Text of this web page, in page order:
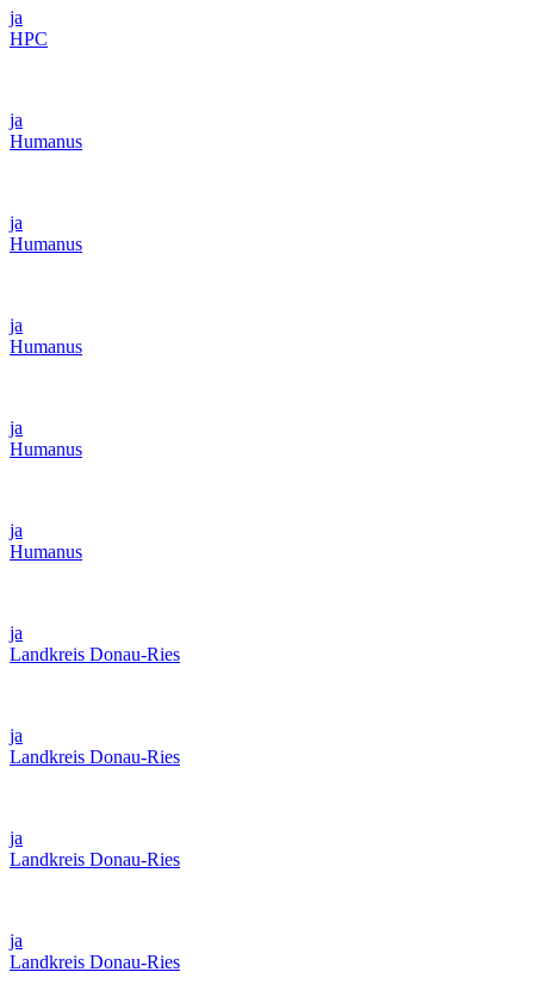
ja
HPC
ja
Humanus
ja
Humanus
ja
Humanus
ja
Humanus
ja
Humanus
ja
Landkreis Donau-Ries
ja
Landkreis Donau-Ries
ja
Landkreis Donau-Ries
ja
Landkreis Donau-Ries